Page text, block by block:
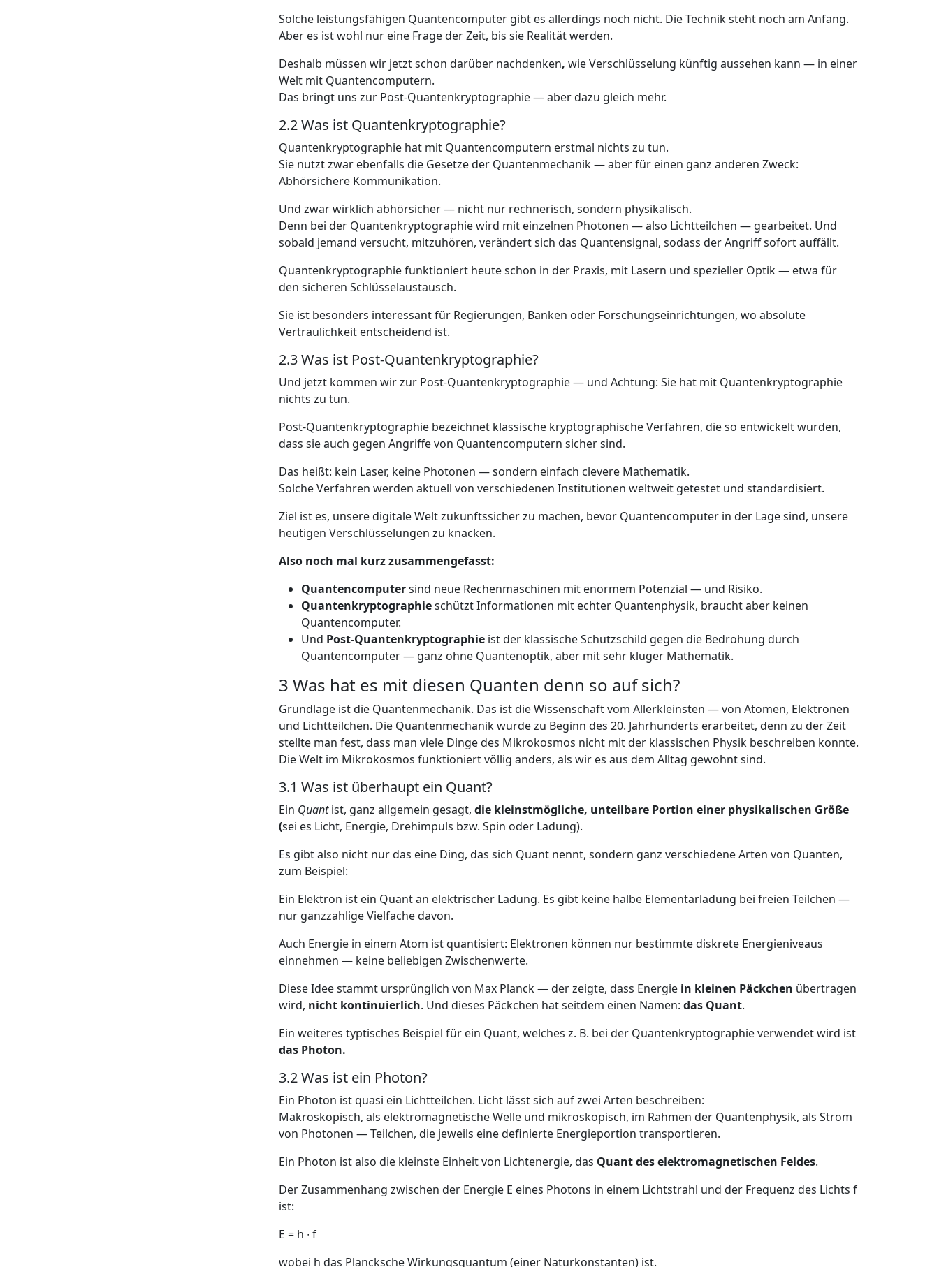
Solche leistungsfähigen Quantencomputer gibt es allerdings noch nicht. Die Technik steht noch am Anfang.
Aber es ist wohl nur eine Frage der Zeit, bis sie Realität werden.
Deshalb müssen wir jetzt schon darüber nachdenken, wie Verschlüsselung künftig aussehen kann — in einer
Welt mit Quantencomputern.
Das bringt uns zur Post-Quantenkryptographie — aber dazu gleich mehr.
2.2 Was ist Quantenkryptographie?
Quantenkryptographie hat mit Quantencomputern erstmal nichts zu tun.
Sie nutzt zwar ebenfalls die Gesetze der Quantenmechanik — aber für einen ganz anderen Zweck:
Abhörsichere Kommunikation.
Und zwar wirklich abhörsicher — nicht nur rechnerisch, sondern physikalisch.
Denn bei der Quantenkryptographie wird mit einzelnen Photonen — also Lichtteilchen — gearbeitet. Und
sobald jemand versucht, mitzuhören, verändert sich das Quantensignal, sodass der Angriff sofort auffällt.
Quantenkryptographie funktioniert heute schon in der Praxis, mit Lasern und spezieller Optik — etwa für
den sicheren Schlüsselaustausch.
Sie ist besonders interessant für Regierungen, Banken oder Forschungseinrichtungen, wo absolute
Vertraulichkeit entscheidend ist.
2.3 Was ist Post-Quantenkryptographie?
Und jetzt kommen wir zur Post-Quantenkryptographie — und Achtung: Sie hat mit Quantenkryptographie
nichts zu tun.
Post-Quantenkryptographie bezeichnet klassische kryptographische Verfahren, die so entwickelt wurden,
dass sie auch gegen Angriffe von Quantencomputern sicher sind.
Das heißt: kein Laser, keine Photonen — sondern einfach clevere Mathematik.
Solche Verfahren werden aktuell von verschiedenen Institutionen weltweit getestet und standardisiert.
Ziel ist es, unsere digitale Welt zukunftssicher zu machen, bevor Quantencomputer in der Lage sind, unsere
heutigen Verschlüsselungen zu knacken.
Also noch mal kurz zusammengefasst:
Quantencomputersind neue Rechenmaschinen mit enormem Potenzial — und Risiko.
Quantenkryptographieschützt Informationen mit echter Quantenphysik, braucht aber keinen
Quantencomputer.
Und Post-Quantenkryptographie ist der klassische Schutzschild gegen die Bedrohung durch
Quantencomputer — ganz ohne Quantenoptik, aber mit sehr kluger Mathematik.
3 Was hat es mit diesen Quanten denn so auf sich?
Grundlage ist die Quantenmechanik. Das ist die Wissenschaft vom Allerkleinsten — von Atomen, Elektronen
und Lichtteilchen. Die Quantenmechanik wurde zu Beginn des 20. Jahrhunderts erarbeitet, denn zu der Zeit
stellte man fest, dass man viele Dinge des Mikrokosmos nicht mit der klassischen Physik beschreiben konnte.
Die Welt im Mikrokosmos funktioniert völlig anders, als wir es aus dem Alltag gewohnt sind.
3.1 Was ist überhaupt ein Quant?
Ein Quantist, ganz allgemein gesagt, die kleinstmögliche, unteilbare Portion einer physikalischen Größe
(sei es Licht, Energie, Drehimpuls bzw. Spin oder Ladung).
Es gibt also nicht nur das eine Ding, das sich Quant nennt, sondern ganz verschiedene Arten von Quanten,
zum Beispiel:
Ein Elektron ist ein Quant an elektrischer Ladung. Es gibt keine halbe Elementarladung bei freien Teilchen —
nur ganzzahlige Vielfache davon.
Auch Energie in einem Atom ist quantisiert: Elektronen können nur bestimmte diskrete Energieniveaus
einnehmen — keine beliebigen Zwischenwerte.
Diese Idee stammt ursprünglich von Max Planck — der zeigte, dass Energie in kleinen Päckchen übertragen
wird, nicht kontinuierlich. Und dieses Päckchen hat seitdem einen Namen: das Quant.
Ein weiteres typtisches Beispiel für ein Quant, welches z. B. bei der Quantenkryptographie verwendet wird ist
das Photon.
3.2 Was ist ein Photon?
Ein Photon ist quasi ein Lichtteilchen. Licht lässt sich auf zwei Arten beschreiben:
Makroskopisch, als elektromagnetische Welle und mikroskopisch, im Rahmen der Quantenphysik, als Strom
von Photonen — Teilchen, die jeweils eine definierte Energieportion transportieren.
Ein Photon ist also die kleinste Einheit von Lichtenergie, das Quant des elektromagnetischen Feldes.
Der Zusammenhang zwischen der Energie E eines Photons in einem Lichtstrahl und der Frequenz des Lichts f
ist:
E = h ∙ f
wobei h das Plancksche Wirkungsquantum (einer Naturkonstanten) ist.